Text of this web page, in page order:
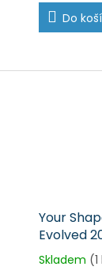
Do
Your
Evolved
Skladem